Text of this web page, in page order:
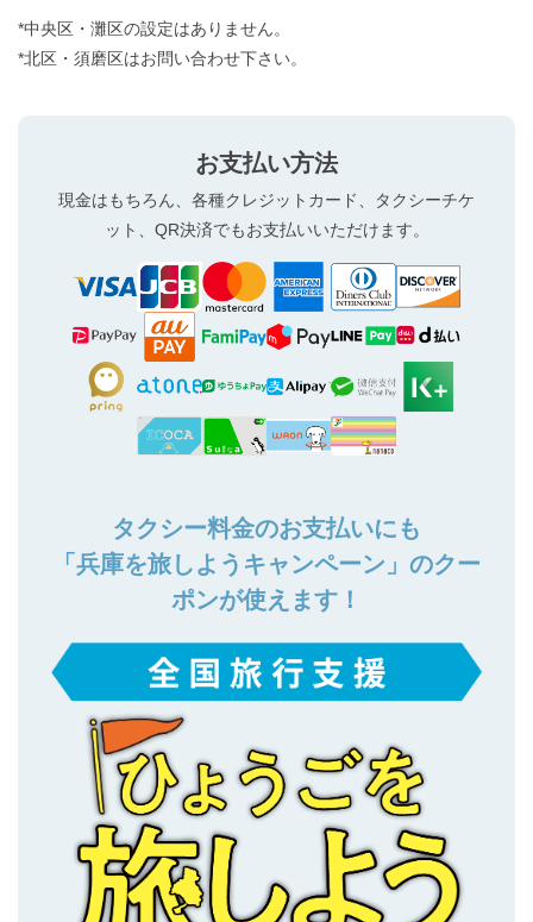
*中央区・灘区の設定はありません。
*北区・須磨区はお問い合わせ下さい。
お支払い方法
現金はもちろん、各種クレジットカード、タクシーチケ
ット、QR決済でもお支払いいただけます。
タクシー料金のお支払いにも
「兵庫を旅しようキャンペーン」のクー
ポンが使えます！